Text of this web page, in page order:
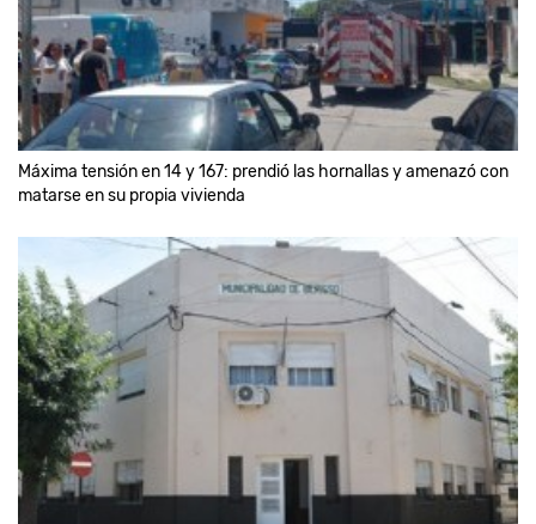
Máxima tensión en 14 y 167: prendió las hornallas y amenazó con
matarse en su propia vivienda